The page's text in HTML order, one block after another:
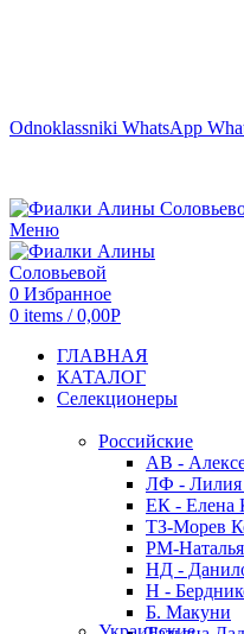
Odnoklassniki WhatsApp
Меню
0 Избранное
0 items / 0,00Р
ГЛАВНАЯ
КАТАЛОГ
Селекционеры
Российские
АВ -
ЛФ - Лилия
ЕК - Елена
ТЗ-Морев
РМ-
НД -
Н -
Б. Макуни